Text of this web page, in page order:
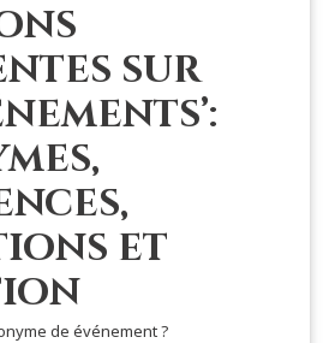
sur
et
de événement ?